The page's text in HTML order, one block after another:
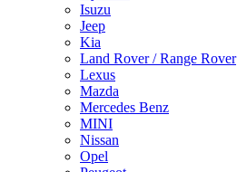
Isuzu
Jeep
Kia
Land Rover / Range Rover
Lexus
Mazda
Mercedes Benz
MINI
Nissan
Opel